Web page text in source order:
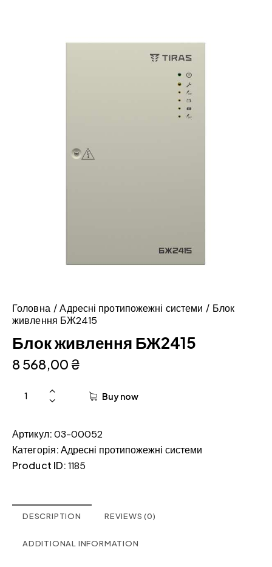
Головна Адресні протипожежні системи
Блок
живлення БЖ2415
Блок живлення БЖ2415
8 568,00 ₴
Buy now
Артикул:03-00052
Категорія:Адресні протипожежні системи
Product ID:1185
DESCRIPTION REVIEWS (0)
ADDITIONAL INFORMATION